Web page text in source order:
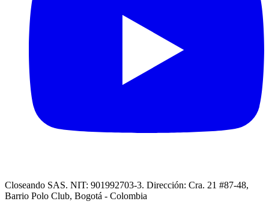
Closeando SAS. NIT: 901992703-3. Dirección: Cra. 21 #87-48,
Barrio Polo Club, Bogotá - Colombia